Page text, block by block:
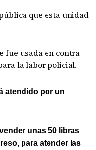
que esta unidad
fue usada en contra
la labor policial.
atendido por un
unas 50 libras
para atender las